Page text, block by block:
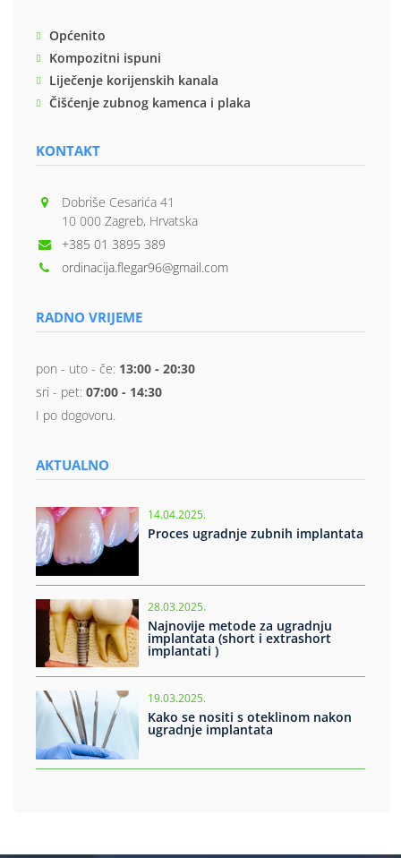
Općenito
Kompozitni ispuni
Liječenje korijenskih kanala
Čišćenje zubnog kamenca i plaka
KONTAKT
Dobriše Cesarića 41
10 000 Zagreb, Hrvatska
+385 01 3895 389
ordinacija.flegar96@gmail.com
RADNO VRIJEME
pon - uto - če: 13:00 - 20:30
sri - pet: 07:00 - 14:30
I po dogovoru.
AKTUALNO
14.04.2025.
Proces ugradnje zubnih implantata
28.03.2025.
Najnovije metode za ugradnju
implantata (short i extrashort
implantati )
19.03.2025.
Kako se nositi s oteklinom nakon
ugradnje implantata